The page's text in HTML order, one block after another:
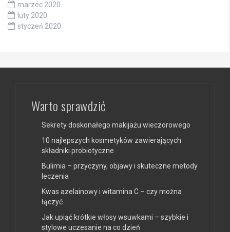
marzec 2020
luty 2020
styczeń 2020
Warto sprawdzić
Sekrety doskonałego makijażu wieczorowego
10 najlepszych kosmetyków zawierających
składniki probiotyczne
Bulimia – przyczyny, objawy i skuteczne metody
leczenia
Kwas azelainowy i witamina C – czy można
łączyć
Jak upiąć krótkie włosy wsuwkami – szybkie i
stylowe uczesanie na co dzień